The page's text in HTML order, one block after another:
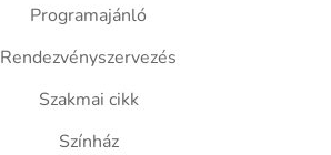
Programajánló
Rendezvényszervezés
Szakmai cikk
Színház